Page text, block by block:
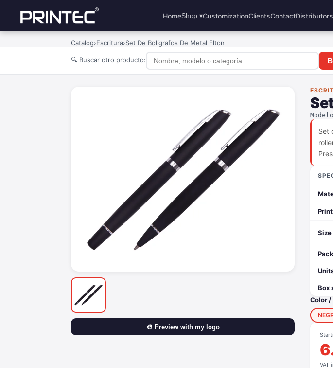
HomeShop ▾CustomizationClientsContactDistributors
Catalog›Escritura›Set De Bolígrafos De Metal Elton
🔍 Buscar otro producto:
🎨 Preview with my logo
Set
Size
Box
Color /
VAT